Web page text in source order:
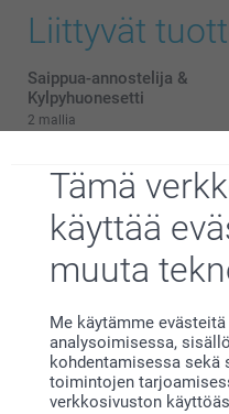
Tämä
käyttää
muuta
Me käytämme
analysoimisessa,
kohdentamisessa sekä
toimintojen
verkkosivuston
3.3.2025
13:49
Hei,
Suuret kiitokset 5
meille erittäin
toivon siitä olevan
Lämpimin kiitoksin,
Liittyvät
Saippua-annostelija &
Kylpyhuonesetti
2 mallia
17,95
(7 arvostelut)